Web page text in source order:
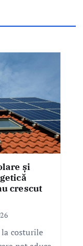
și
crescut
costurile